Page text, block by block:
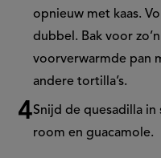
opnieuw met kaas.
dubbel. Bak voor
voorverwarmde pan
andere tortilla’s.
Snijd de quesadilla in
room en guacamole.